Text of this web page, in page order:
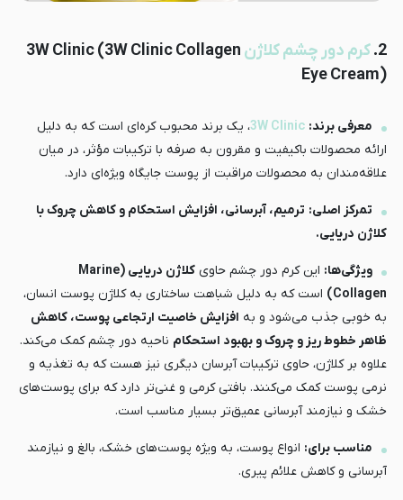
2. کرم دور چشم کلاژن 3W Clinic (3W Clinic Collagen
Eye Cream)
معرفی برند: 3W Clinic، یک برند محبوب کره‌ای است که به دلیل
ارائه محصولات باکیفیت و مقرون به صرفه با ترکیبات مؤثر، در میان
علاقه‌مندان به محصولات مراقبت از پوست جایگاه ویژه‌ای دارد.
تمرکز اصلی: ترمیم، آبرسانی، افزایش استحکام و کاهش چروک با
کلاژن دریایی.
ویژگی‌ها: این کرم دور چشم حاوی
کلاژن دریایی (Marine
Collagen)
است که به دلیل شباهت ساختاری به کلاژن پوست انسان،
به خوبی جذب می‌شود و به افزایش خاصیت ارتجاعی پوست، کاهش
ظاهر خطوط ریز و چروک و بهبود استحکام ناحیه دور چشم کمک می‌کند.
علاوه بر کلاژن، حاوی ترکیبات آبرسان دیگری نیز هست که به تغذیه و
نرمی پوست کمک می‌کنند. بافتی کرمی و غنی‌تر دارد که برای پوست‌های
خشک و نیازمند آبرسانی عمیق‌تر بسیار مناسب است.
مناسب برای: انواع پوست، به ویژه پوست‌های خشک، بالغ و نیازمند
آبرسانی و کاهش علائم پیری.